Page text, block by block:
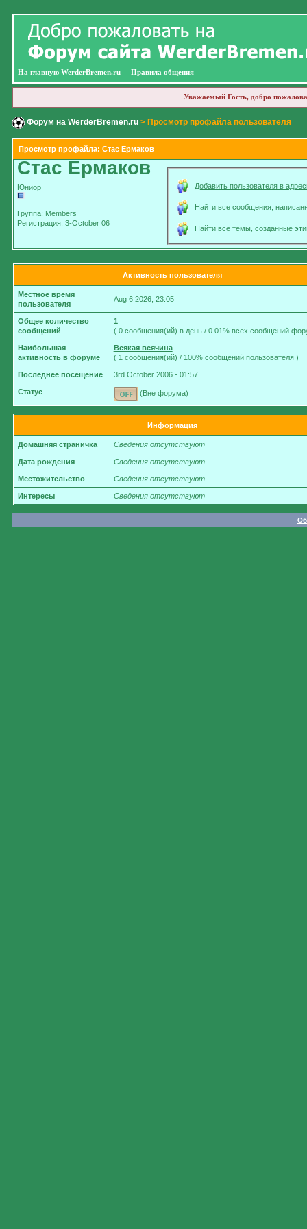
На главную WerderBremen.ru Правила общения
Уважаемый Гость, добро
Форум на WerderBremen.ru> Просмотр профайла пользователя
Просмотр профайла: Стас Ермаков
Стас Ермаков
Юниор
Группа: Members
Регистрация: 3-October 06
Добавить пользователя в
Найти все сообщения,
Найти все темы, созданные
Активность пользователя
Местное время
пользователя
Aug 6 2026, 23:05
Общее количество
сообщений
1
( 0 сообщения(ий) в день / 0.01% всех сообщений
Наибольшая
активность в форуме
Всякая всячина
( 1 сообщения(ий) / 100% сообщений пользователя )
Последнее посещение 3rd October 2006 - 01:57
Статус (Вне форума)
Информация
Домашняя страничка Сведения отсутствуют
Дата рождения Сведения отсутствуют
Местожительство Сведения отсутствуют
Интересы Сведения отсутствуют